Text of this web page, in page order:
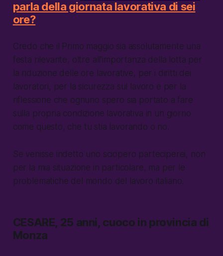
parla della giornata lavorativa di sei
ore?
Credo che il Primo maggio sia assolutamente una
festa rilevante, oltre all’importanza della lotta per
la riduzione delle ore lavorative, per i diritti dei
lavoratori, per la sicurezza sul lavoro e per la
riflessione che ognuno spero sia portato a fare
sulla propria condizione lavorativa in un giorno
come questo, che tu stia lavorando o no.
Se venisse indetto uno sciopero parteciperei, non
per la mia situazione in particolare, ma per le
problematiche del mondo del lavoro italiano.
CESARE, 25 anni, cuoco in provincia di
Monza